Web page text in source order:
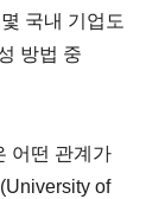
국내 기업도
방법 중
어떤 관계가
of